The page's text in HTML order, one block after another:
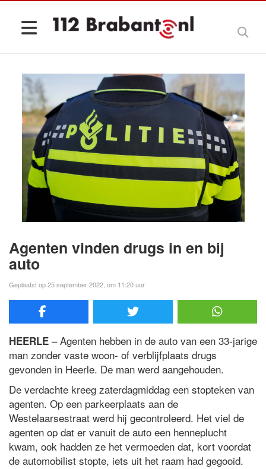
Agenten vinden drugs in en bij
auto
Geplaatst op 25 september 2022, om 11:20 uur
HEERLE – Agenten hebben in de auto van een 33-jarige
man zonder vaste woon- of verblijfplaats drugs
gevonden in Heerle. De man werd aangehouden.
De verdachte kreeg zaterdagmiddag een stopteken van
agenten. Op een parkeerplaats aan de
Westelaarsestraat werd hij gecontroleerd. Het viel de
agenten op dat er vanuit de auto een henneplucht
kwam, ook hadden ze het vermoeden dat, kort voordat
de automobilist stopte, iets uit het raam had gegooid.